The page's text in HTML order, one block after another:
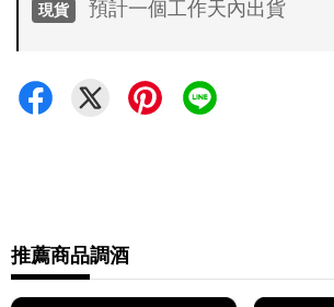
現貨 預計一個工作天內出貨
•超商 / 宅配貨到付款
•7-11 - 運費 60 元，NT 600 享免運
•全家 - 運費 60 元，NT 600 享免運
推薦商品調酒